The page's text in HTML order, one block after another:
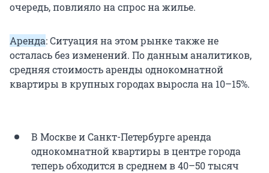
очередь, повлияло на спрос на жилье.
Аренда: Ситуация на этом рынке также не
осталась без изменений. По данным аналитиков,
средняя стоимость аренды однокомнатной
квартиры в крупных городах выросла на 10–15%.
В Москве и Санкт-Петербурге аренда
однокомнатной квартиры в центре города
теперь обходится в среднем в 40–50 тысяч